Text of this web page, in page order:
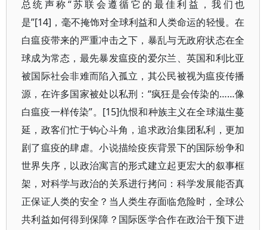
总统声称“苏联会遵循它的最佳利益，我们也
是”[14]，毫不掩饰对全球利益和人类命运的轻慢。在
白瘟疫带来的严重冲击之下，暴乱与无政府状态在全
球成为常态，最先暴发瘟疫的爱尔兰、英国和利比亚
被国际社会非难而陷入孤立，其公民被视为瘟疫传播
源，在许多国家被处以私刑：“疯狂是会传染的……像
白瘟疫一样传染”。[15]仇恨和种族主义在全球滋生蔓
延，政客们忙于钩心斗角，追求政治集团私利，更加
剧了瘟疫的肆虐。小说描绘疫疾背景下的国际纷争和
世界失序，以政治寓言的形式建立起更宏大的叙事框
架，对科学与政治的关系进行拷问：科学发展能否真
正保证人类的安全？当人类生存面临危险时，全球公
共利益如何得到保障？国际医学合作在政治干预下进